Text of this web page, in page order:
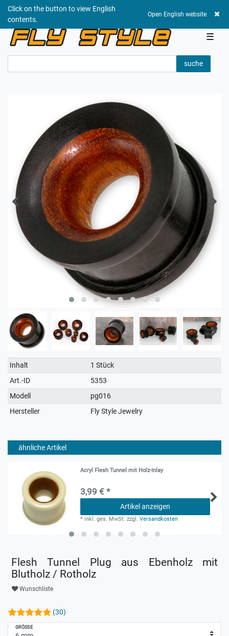
Click on the button to view English
contents.
Open English website
☰
suche
Technisches
Merkmal
Wert
Inhalt
1 Stück
Art.-ID
5353
Modell
pg016
Hersteller
Fly Style Jewelry
ähnliche Artikel
Acryl Flesh Tunnel mit Holz-Inlay
3,99 € *
Artikel anzeigen
* inkl. ges. MwSt. zzgl.Versandkosten
Flesh Tunnel Plug aus Ebenholz mit
Blutholz / Rotholz
Wunschliste
(30)
GRÖSSE